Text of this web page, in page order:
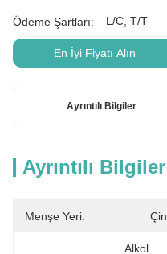
Ödeme Şartları: L/C, T/T
En İyi Fiyatı Alın
Ayrıntılı Bilgiler
Ayrıntılı Bilgiler
Menşe Yeri: Çin
Alkol